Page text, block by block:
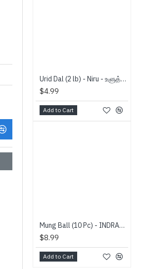
Urid Dal (2 lb) - Niru - உளுத்தம்பருப்பு
$4.99
Add to Cart
Mung Ball (10 Pc) - INDRAN - பயற்றம் உருண்டை
$8.99
Add to Cart